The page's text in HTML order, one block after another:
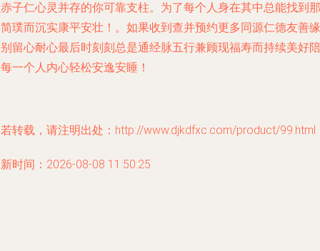
子仁心灵并存的你可靠支柱。为了每个人身在其中总能找到那
璞而沉实康平安壮！。如果收到查并预约更多同源仁德友善缘
留心耐心最后时刻刻总是通经脉五行兼顾现福寿而持续美好陪
一个人内心轻松安逸安睡！
转载，请注明出处：http://www.djkdfxc.com/product/99.html
时间：2026-08-08 11:50:25